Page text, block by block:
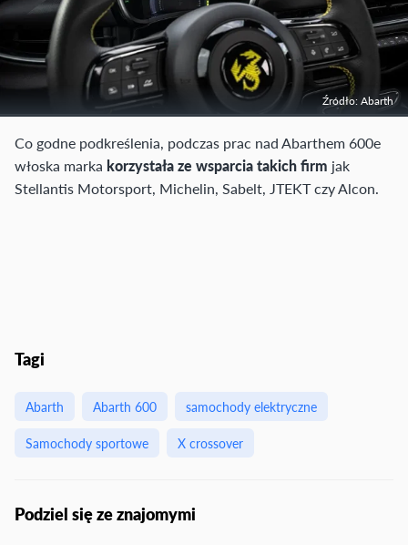
Źródło: Abarth
Co godne podkreślenia, podczas prac nad Abarthem 600e
włoska marka korzystała ze wsparcia takich firm jak
Stellantis Motorsport, Michelin, Sabelt, JTEKT czy Alcon.
Tagi
Abarth Abarth 600
samochody elektryczne
Samochody sportowe
X crossover
Podziel się ze znajomymi